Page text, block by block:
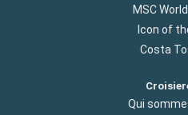
MSC
Icon of
Costa
Qui